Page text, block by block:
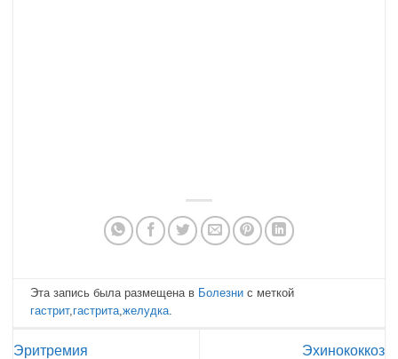
Эта запись была размещена в Болезни с меткой
гастрит,гастрита,желудка.
Эритремия Эхинококкоз